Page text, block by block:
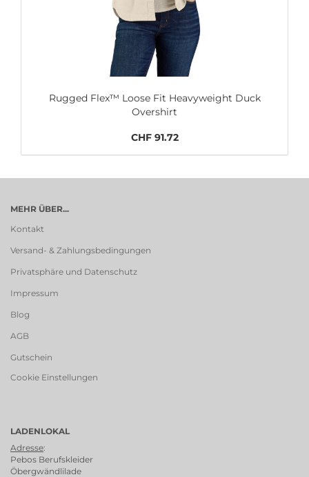
Rugged Flex™ Loose Fit Heavyweight Duck
Overshirt
CHF 91.72
MEHR ÜBER...
Kontakt
Versand- & Zahlungsbedingungen
Privatsphäre und Datenschutz
Impressum
Blog
AGB
Gutschein
Cookie Einstellungen
LADENLOKAL
Adresse:
Pebos Berufskleider
Öbergwändlilade